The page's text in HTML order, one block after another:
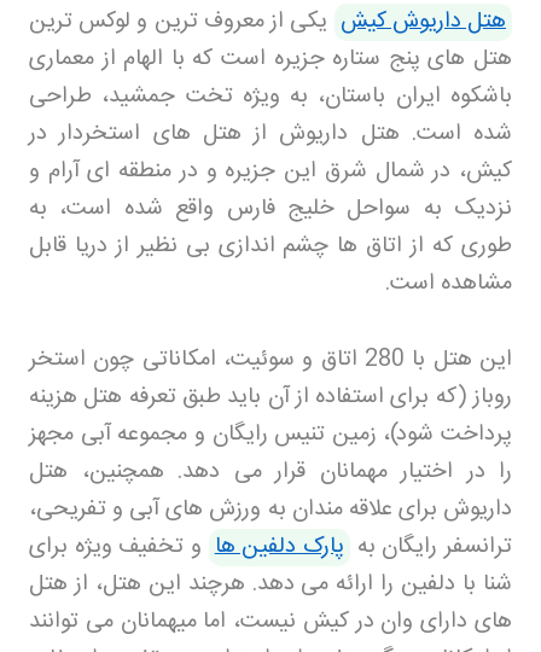
هتل داریوش کیش یکی از معروف ترین و لوکس ترین
هتل های پنج ستاره جزیره است که با الهام از معماری
باشکوه ایران باستان، به ویژه تخت جمشید، طراحی
شده است. هتل داریوش از هتل های استخردار در
کیش، در شمال شرق این جزیره و در منطقه ای آرام و
نزدیک به سواحل خلیج فارس واقع شده است، به
طوری که از اتاق ها چشم اندازی بی نظیر از دریا قابل
مشاهده است.
این هتل با 280 اتاق و سوئیت، امکاناتی چون استخر
روباز (که برای استفاده از آن باید طبق تعرفه هتل هزینه
پرداخت شود)، زمین تنیس رایگان و مجموعه آبی مجهز
را در اختیار مهمانان قرار می دهد. همچنین، هتل
داریوش برای علاقه مندان به ورزش های آبی و تفریحی،
ترانسفر رایگان به پارک دلفین ها و تخفیف ویژه برای
شنا با دلفین را ارائه می دهد. هرچند این هتل، از هتل
های دارای وان در کیش نیست، اما میهمانان می توانند